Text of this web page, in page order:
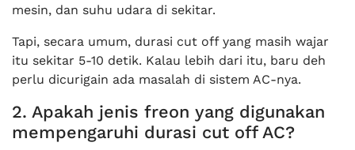
mesin, dan suhu udara di sekitar.
Tapi, secara umum, durasi cut off yang masih wajar
itu sekitar 5-10 detik. Kalau lebih dari itu, baru deh
perlu dicurigain ada masalah di sistem AC-nya.
2. Apakah jenis freon yang digunakan
mempengaruhi durasi cut off AC?